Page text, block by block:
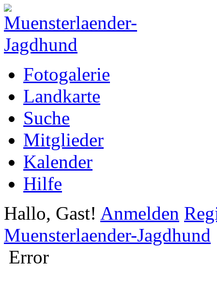
Fotogalerie
Landkarte
Suche
Mitglieder
Kalender
Hilfe
Hallo, Gast! Anmelden
Muensterlaender-Jagdhund
Error